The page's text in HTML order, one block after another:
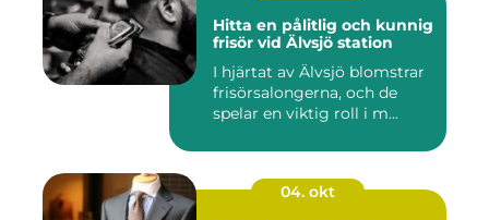
Hitta en pålitlig och kunnig
frisör vid Älvsjö station
I hjärtat av Älvsjö blomstrar
frisörsalongerna, och de
spelar en viktig roll i m...
04. okt